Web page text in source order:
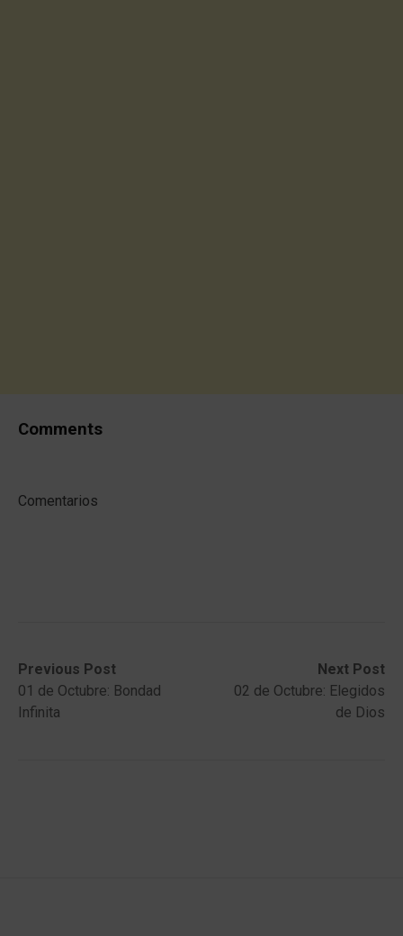
Comments
Comentarios
Post
navigation
Previous Post
Previous
post:01 de Octubre: Bondad
Infinita
Next Post
Next
post:
02 de Octubre: Elegidos
de Dios